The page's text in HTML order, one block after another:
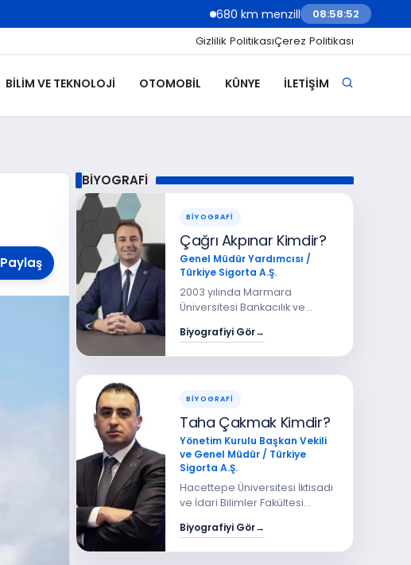
680 km menzilli yeni Hyundai Ioniq 6
08:58:54
Gizlilik PolitikasıÇerez Politikası
BILIM VE TEKNOLOJI OTOMOBIL KÜNYE İLETIŞIM
Paylaş
BİYOGRAFİ
BİYOGRAFİ
Çağrı Akpınar Kimdir?
Genel Müdür Yardımcısı /
Türkiye Sigorta A.Ş.
2003 yılında Marmara
Üniversitesi Bankacılık ve
mezun olan Sayın Çağrı
Biyografiyi Gör→
BİYOGRAFİ
Taha Çakmak Kimdir?
Yönetim Kurulu Başkan Vekili
ve Genel Müdür / Türkiye
Sigorta A.Ş.
Hacettepe Üniversitesi İktisadi
ve İdari Bilimler Fakültesi
mezunu olan Sayın Taha
Biyografiyi Gör→